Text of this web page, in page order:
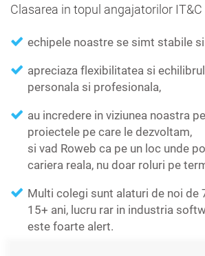
Clasarea in topul angajatorilor
echipele noastre se simt stabile
apreciaza flexibilitatea si
personala si profesionala,
au incredere in viziunea noastra
proiectele pe care le dezvoltam,
si vad Roweb ca pe un loc unde
cariera reala, nu doar roluri pe
Multi colegi sunt alaturi de noi de
15+ ani, lucru rar in industria
este foarte alert.